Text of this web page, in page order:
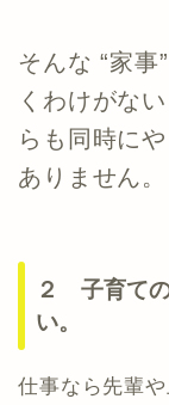
そんな “家事
くわけがな
らも同時に
ありません。
２ 子育て
い。
仕事なら先輩